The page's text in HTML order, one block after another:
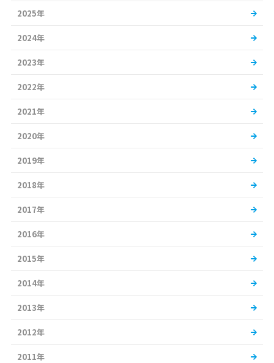
2025年
2024年
2023年
2022年
2021年
2020年
2019年
2018年
2017年
2016年
2015年
2014年
2013年
2012年
2011年